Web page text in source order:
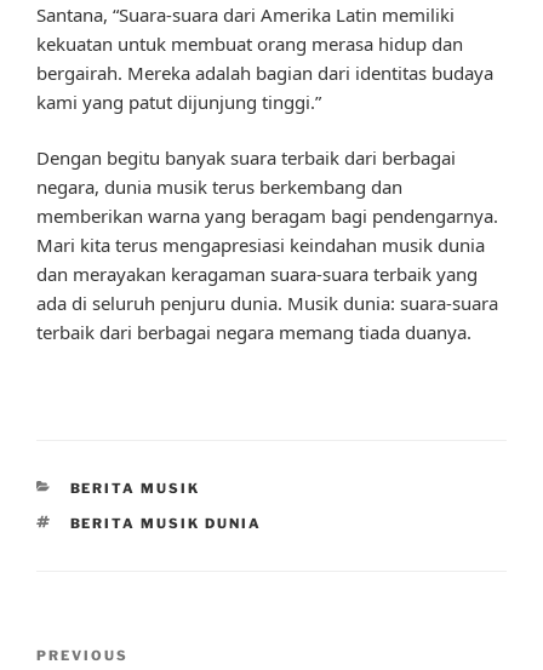
Santana, “Suara-suara dari Amerika Latin memiliki
kekuatan untuk membuat orang merasa hidup dan
bergairah. Mereka adalah bagian dari identitas budaya
kami yang patut dijunjung tinggi.”
Dengan begitu banyak suara terbaik dari berbagai
negara, dunia musik terus berkembang dan
memberikan warna yang beragam bagi pendengarnya.
Mari kita terus mengapresiasi keindahan musik dunia
dan merayakan keragaman suara-suara terbaik yang
ada di seluruh penjuru dunia. Musik dunia: suara-suara
terbaik dari berbagai negara memang tiada duanya.
CATEGORIES
BERITA MUSIK
TAGS
BERITA MUSIK DUNIA
Previous
PREVIOUS